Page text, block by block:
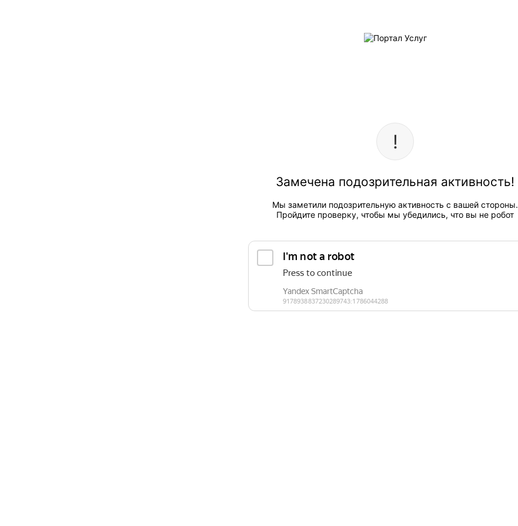
Замечена подозрительная активность!
Мы заметили подозрительную активность с вашей стороны.
Пройдите проверку, чтобы мы убедились, что вы не робот